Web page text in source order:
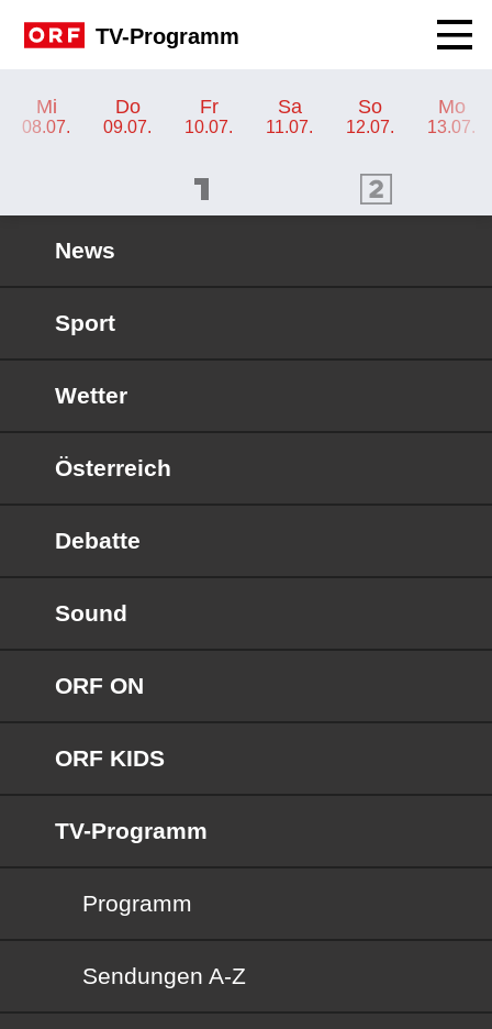
TV-Programm
Mi
08.07.
Do
09.07.
Fr
10.07.
Sa
11.07.
So
12.07.
Mo
13.07.
ORF 2 Programm
News
Sport
Wetter
Österreich
Debatte
Sound
ORF ON
ORF KIDS
TV-Programm
Programm
Sendungen von A bis Z
Sendungen A-Z